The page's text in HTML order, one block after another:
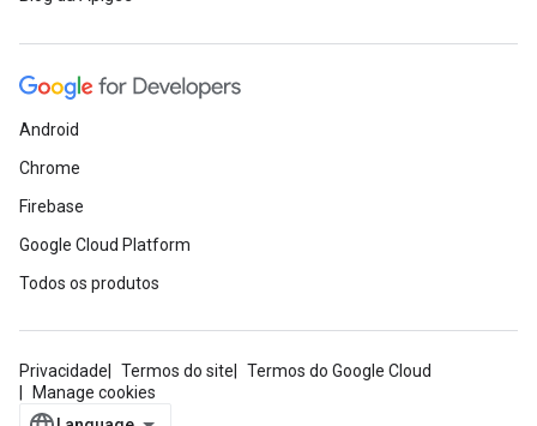
Android
Chrome
Firebase
Google Cloud Platform
Todos os produtos
Privacidade Termos do site
Termos do Google Cloud
Manage cookies